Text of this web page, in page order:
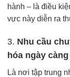
hành – là điều
vực này diễn ra
3. Nhu cầu
hóa ngày
Là nơi tập trung